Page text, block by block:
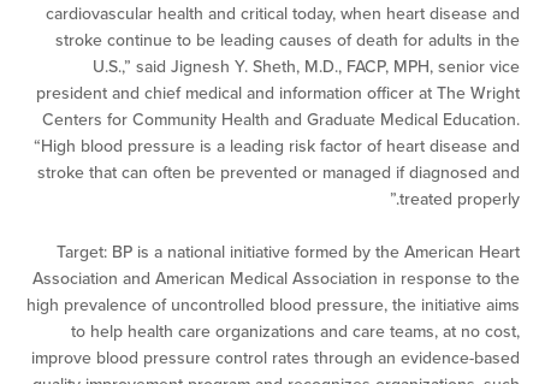
cardiovascular health and critical today, when heart
stroke continue to be leading causes of death for
U.S.,” said Jignesh Y. Sheth, M.D., FACP, MPH,
president and chief medical and information officer at
Centers for Community Health and Graduate Medical
“High blood pressure is a leading risk factor of heart
stroke that can often be prevented or managed if
treated
Target: BP is a national initiative formed by the
Association and American Medical Association in
high prevalence of uncontrolled blood pressure, the
to help health care organizations and care teams, at
improve blood pressure control rates through an